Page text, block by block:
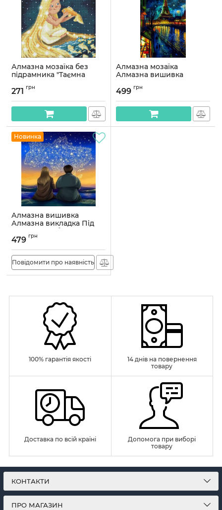
Алмазна мозаїка без
підрамника "Таємна
стразами 30х30 см
Артикул:AMC7710
271 грн
Алмазна мозаїка
Алмазна вишивка
45*30 OG00678SS
Артикул:OG00678SS
499 грн
Новинка
Алмазна вишивка
Алмазна викладка Під
зоряним небом 35x35
OG00671SS
Артикул:OG00671SS
479 грн
Повідомити про наявність
100% гарантія якості
14 днів на повернення
товару
Доставка по всій країні
Допомога при виборі
товару
КОНТАКТИ
ПРО МАГАЗИН